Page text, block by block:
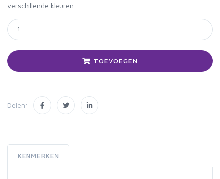
verschillende kleuren.
TOEVOEGEN
Delen:
KENMERKEN